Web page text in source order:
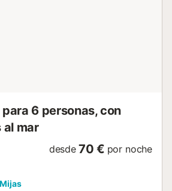
6 personas, con
al mar
desde 70 € por noche